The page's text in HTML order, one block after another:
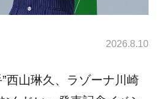
2026.8.10
西山琳久、ラゾーナ川崎